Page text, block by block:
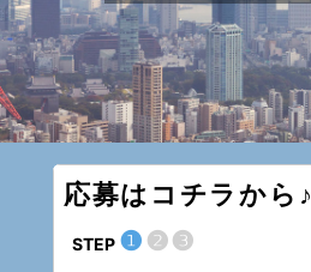
応募はコチラから♪
STEP ❶❷❸